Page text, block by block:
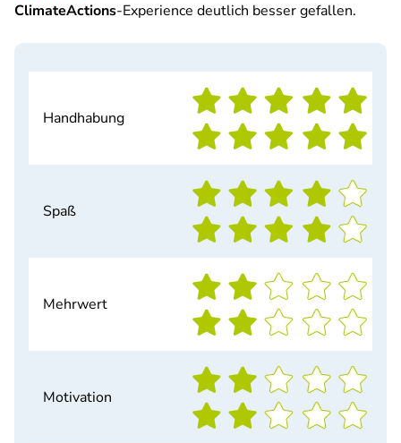
ClimateActions-Experience deutlich besser gefallen.
Handhabung
Spaß
Mehrwert
Motivation